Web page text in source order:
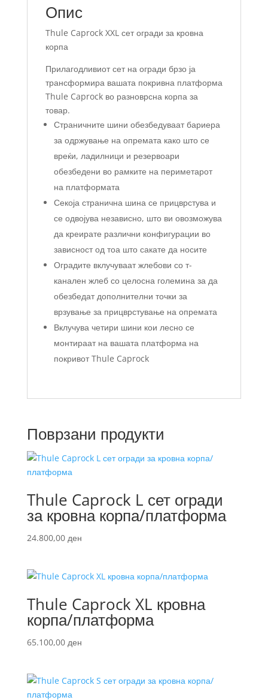
Опис
Thule Caprock XXL сет огради за кровна
корпа
Прилагодливиот сет на огради брзо ја
трансформира вашата покривна платформа
Thule Caprock во разноврсна корпа за
товар.
Страничните шини обезбедуваат бариера
за одржување на опремата како што се
вреќи, ладилници и резервоари
обезбедени во рамките на периметарот
на платформата
Секоја странична шина се прицврстува и
се одвојува независно, што ви овозможува
да креирате различни конфигурации во
зависност од тоа што сакате да носите
Оградите вклучуваат жлебови со т-
канален жлеб со целосна големина за да
обезбедат дополнителни точки за
врзување за прицврстување на опремата
Вклучува четири шини кои лесно се
монтираат на вашата платформа на
покривот Thule Caprock
Поврзани продукти
Thule Caprock L сет огради
за кровна корпа/платформа
24.800,00 ден
Thule Caprock XL кровна
корпа/платформа
65.100,00 ден